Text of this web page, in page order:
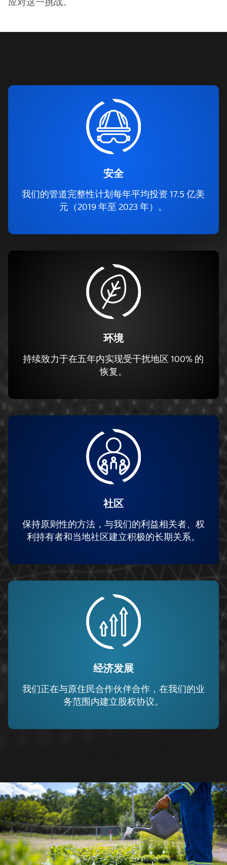
安全
我们的管道完整性计划每年平均投资 17.5 亿美
元（2019 年至 2023 年）。
环境
持续致力于在五年内实现受干扰地区 100% 的
恢复。
社区
保持原则性的方法，与我们的利益相关者、权
利持有者和当地社区建立积极的长期关系。
经济发展
我们正在与原住民合作伙伴合作，在我们的业
务范围内建立股权协议。